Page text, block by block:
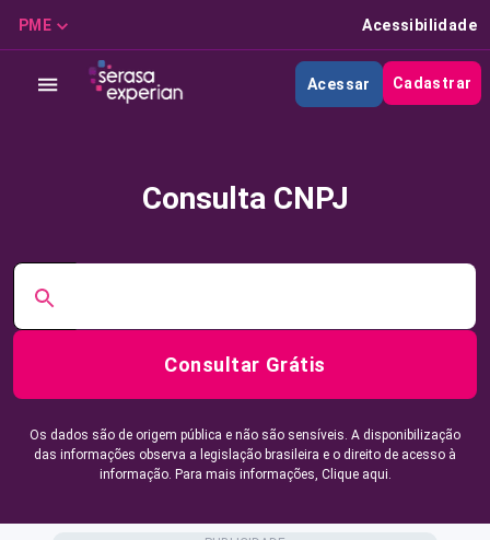
PME Acessibilidade
Acessar Cadastrar
Consulta CNPJ
Consultar Grátis
Os dados são de origem pública e não são sensíveis. A disponibilização
das informações observa a legislação brasileira e o direito de acesso à
informação. Para mais informações, Clique aqui.